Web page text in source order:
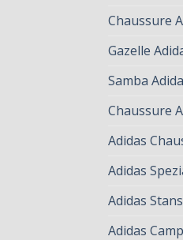
Chaussure
Gazelle
Samba
Chaussure
Adidas
Adidas
Adidas
Adidas